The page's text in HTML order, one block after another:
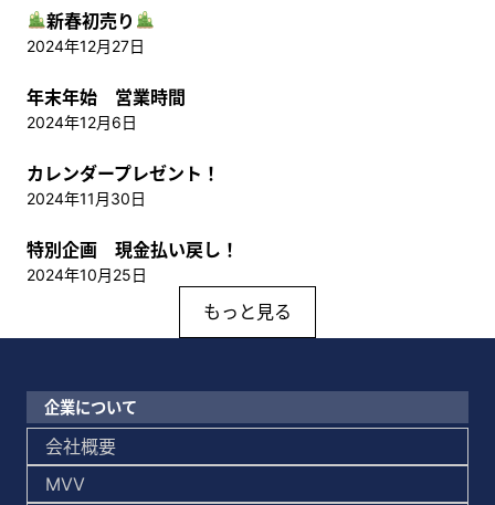
新春初売り
2024年12月27日
年末年始 営業時間
2024年12月6日
カレンダープレゼント！
2024年11月30日
特別企画 現金払い戻し！
2024年10月25日
もっと見る
企業について
会社概要
MVV